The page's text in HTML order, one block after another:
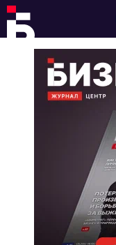
Регулирование